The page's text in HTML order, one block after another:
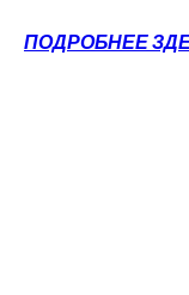
ПОДРОБНЕЕ